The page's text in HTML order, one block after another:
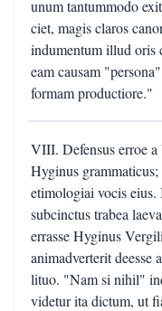
unum tantummodo
ciet, magis claros
indumentum illud oris
eam causam
formam productiore."
VIII. Defensus erroe
Hyginus
etimologiai vocis
subcinctus trabea
errasse Hyginus
animadverterit deesse
lituo. "Nam si nihil"
videtur ita dictum, ut